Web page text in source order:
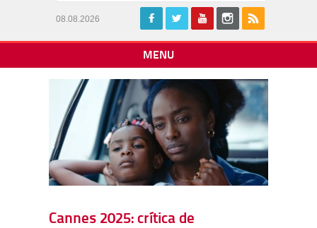
08.08.2026
MENU
Cannes 2025: crítica de